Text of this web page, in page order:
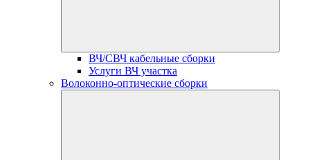
ВЧ/СВЧ кабельные сборки
Услуги ВЧ участка
Волоконно-оптические сборки